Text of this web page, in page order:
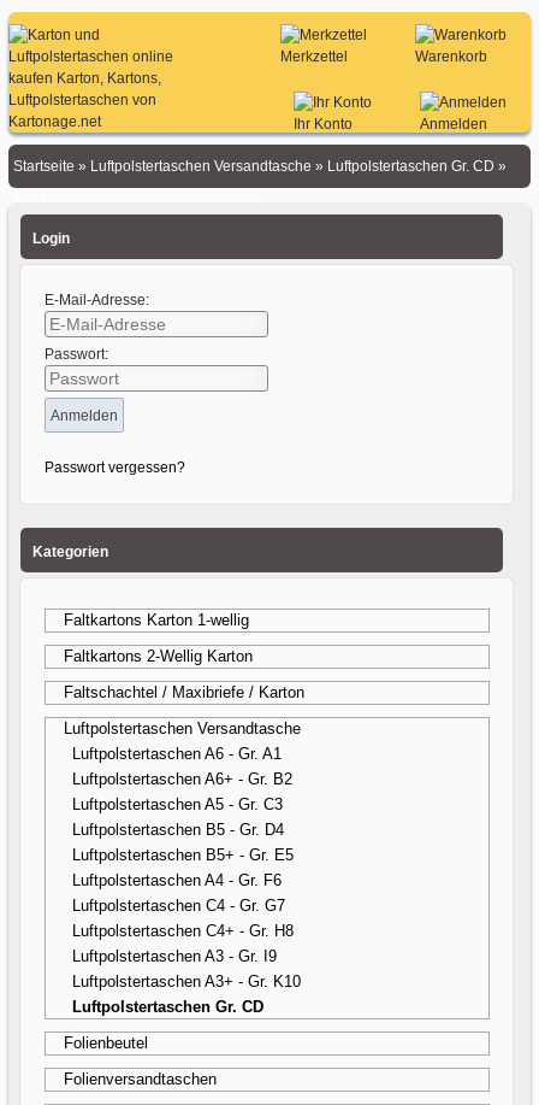
Warenkorb
Merkzettel
Anmelden
Ihr Konto
Startseite » Luftpolstertaschen Versandtasche » Luftpolstertaschen Gr. CD »
Login
E-Mail-Adresse:
Passwort:
Passwort vergessen?
Kategorien
Faltkartons Karton 1-wellig
Faltkartons 2-Wellig Karton
Faltschachtel / Maxibriefe / Karton
Luftpolstertaschen Versandtasche
Luftpolstertaschen A6 - Gr. A1
Luftpolstertaschen A6+ - Gr. B2
Luftpolstertaschen A5 - Gr. C3
Luftpolstertaschen B5 - Gr. D4
Luftpolstertaschen B5+ - Gr. E5
Luftpolstertaschen A4 - Gr. F6
Luftpolstertaschen C4 - Gr. G7
Luftpolstertaschen C4+ - Gr. H8
Luftpolstertaschen A3 - Gr. I9
Luftpolstertaschen A3+ - Gr. K10
Luftpolstertaschen Gr. CD
Folienbeutel
Folienversandtaschen